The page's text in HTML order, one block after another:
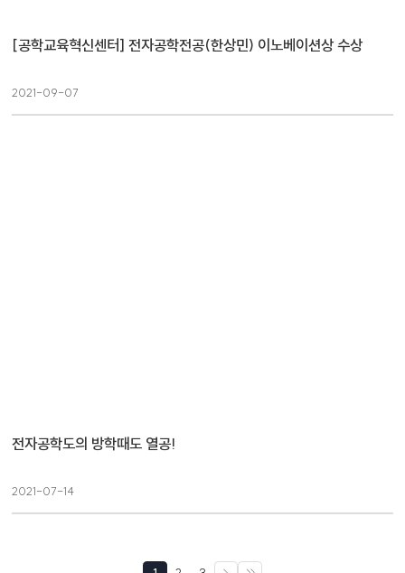
[공학교육혁신센터] 전자공학전공(한상민) 이노베이션상 수상
2021-09-07
전자공학도의 방학때도 열공!
2021-07-14